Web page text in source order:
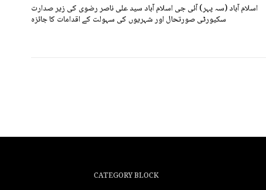
اسلام آباد (سہ پہر) آئی جی اسلام آباد سید علی ناصر رضوی کی زیر صدارت
سکیورٹی صورتحال اور شہریوں کی سہولت کے اقدامات کا جائزہ
CATEGORY BLOCK